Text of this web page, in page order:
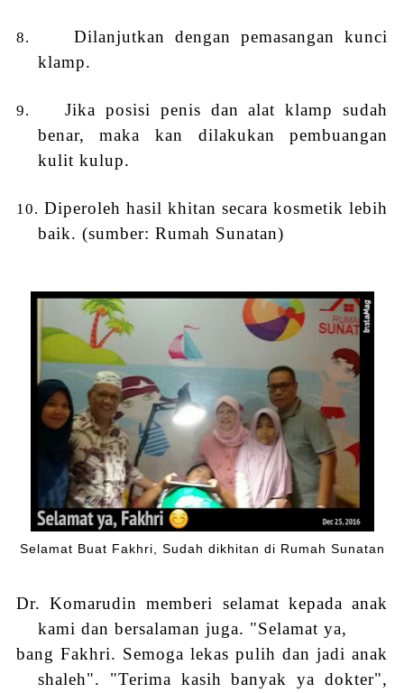
8.
Dilanjutkan dengan pemasangan kunci
klamp.
9.
Jika posisi penis dan alat klamp sudah
benar, maka kan dilakukan pembuangan
kulit kulup.
10. Diperoleh hasil khitan secara kosmetik lebih
baik. (sumber: Rumah Sunatan)
Selamat Buat Fakhri, Sudah dikhitan di Rumah Sunatan
Dr. Komarudin memberi selamat kepada anak
kami dan bersalaman juga. "Selamat ya,
bang Fakhri. Semoga lekas pulih dan jadi anak
shaleh". "Terima kasih banyak yadokter",